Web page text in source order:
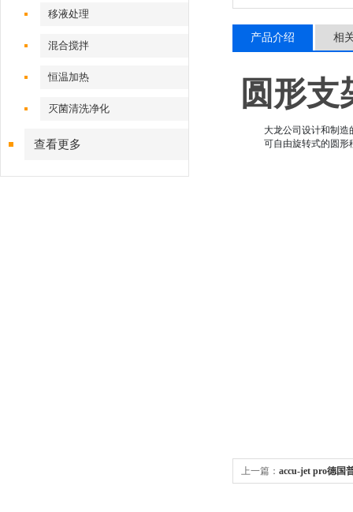
移液处理
混合搅拌
恒温加热
灭菌清洗净化
查看更多
产品介绍 相
圆形支
大龙公司设计和制造
可自由旋转式的圆形
上一篇： accu-jet pro德国